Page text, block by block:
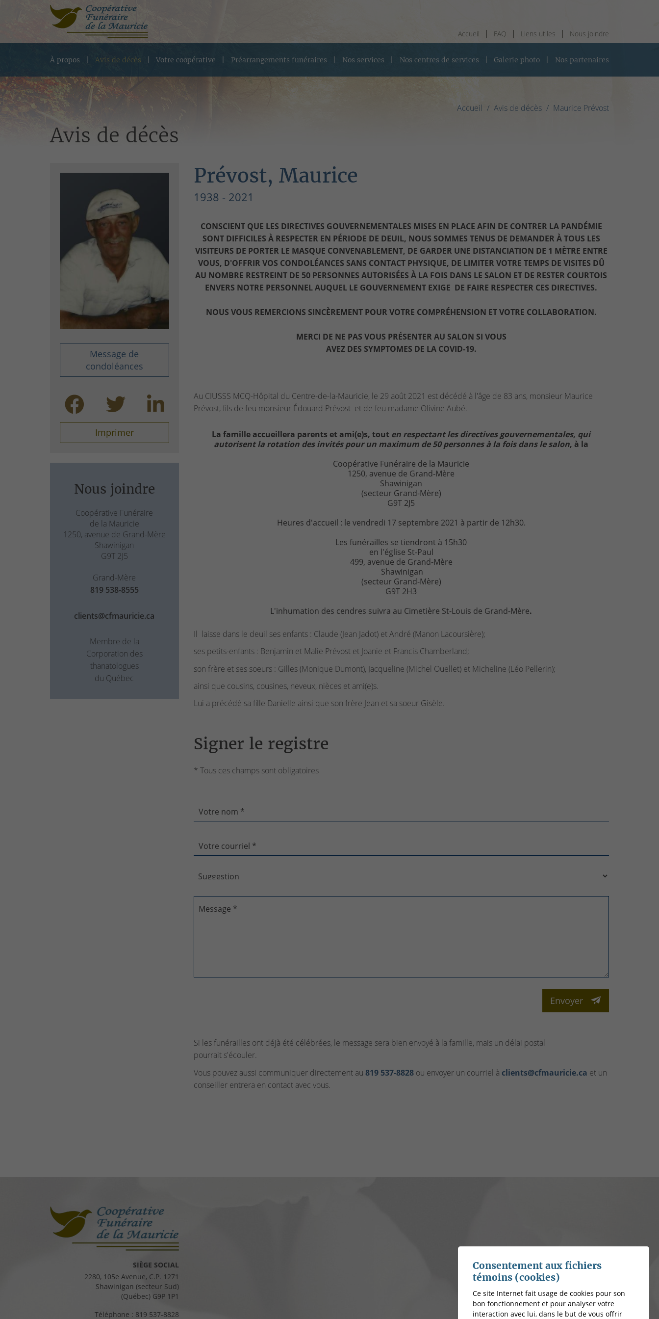
Accueil FAQ Liens utiles Nous joindre
À propos Avis de décès Votre coopérative Préarrangements funéraires Nos services Nos centres de services Galerie photo Nos partenaires
Accueil Avis de décès Maurice Prévost
Avis de décès
Message de
condoléances
Imprimer
Nous joindre
Coopérative Funéraire
de la Mauricie
1250, avenue de Grand-Mère
Shawinigan
G9T 2J5
Grand-Mère
819 538-8555
clients@cfmauricie.ca
Membre de la
Corporation des
thanatologues
du Québec
Prévost, Maurice
1938 - 2021
CONSCIENT QUE LES DIRECTIVES GOUVERNEMENTALES MISES EN PLACE AFIN DE CONTRER LA PANDÉMIE
SONT DIFFICILES À RESPECTER EN PÉRIODE DE DEUIL, NOUS SOMMES TENUS DE DEMANDER À TOUS LES
VISITEURS DE PORTER LE MASQUE CONVENABLEMENT, DE GARDER UNE DISTANCIATION DE 1 MÈTRE ENTRE
VOUS, D'OFFRIR VOS CONDOLÉANCES SANS CONTACT PHYSIQUE, DE LIMITER VOTRE TEMPS DE VISITES DÛ
AU NOMBRE RESTREINT DE 50 PERSONNES AUTORISÉES À LA FOIS DANS LE SALON ET DE RESTER COURTOIS
ENVERS NOTRE PERSONNEL AUQUEL LE GOUVERNEMENT EXIGE DE FAIRE RESPECTER CES DIRECTIVES.
NOUS VOUS REMERCIONS SINCÈREMENT POUR VOTRE COMPRÉHENSION ET VOTRE COLLABORATION.
MERCI DE NE PAS VOUS PRÉSENTER AU SALON SI VOUS
AVEZ DES SYMPTOMES DE LA COVID-19.
Au CIUSSS MCQ-Hôpital du Centre-de-la-Mauricie, le 29 août 2021 est décédé à l'âge de 83 ans, monsieur Maurice
Prévost, fils de feu monsieur Édouard Prévost et de feu madame Olivine Aubé.
La famille accueillera parents et ami(e)s, tout en respectant les directives gouvernementales, qui
autorisent la rotation des invités pour un maximum de 50 personnes à la fois dans le salon, à la
Coopérative Funéraire de la Mauricie
1250, avenue de Grand-Mère
Shawinigan
(secteur Grand-Mère)
G9T 2J5
Heures d'accueil : le vendredi 17 septembre 2021 à partir de 12h30.
Les funérailles se tiendront à 15h30
en l'église St-Paul
499, avenue de Grand-Mère
Shawinigan
(secteur Grand-Mère)
G9T 2H3
L'inhumation des cendres suivra au Cimetière St-Louis de Grand-Mère.
Il laisse dans le deuil ses enfants : Claude (Jean Jadot) et André (Manon Lacoursière);
ses petits-enfants : Benjamin et Malie Prévost et Joanie et Francis Chamberland;
son frère et ses soeurs : Gilles (Monique Dumont), Jacqueline (Michel Ouellet) et Micheline (Léo Pellerin);
ainsi que cousins, cousines, neveux, nièces et ami(e)s.
Lui a précédé sa fille Danielle ainsi que son frère Jean et sa soeur Gisèle.
Signer le registre
* Tous ces champs sont obligatoires
Votre nom *
Votre courriel *
Message *
Envoyer
Si les funérailles ont déjà été célébrées, le message sera bien envoyé à la famille, mais un délai postal
pourrait s'écouler.
Vous pouvez aussi communiquer directement au 819 537‑8828ou envoyer un courriel à clients@cfmauricie.ca et un
conseiller entrera en contact avec vous.
SIÈGE SOCIAL
2280, 105e Avenue, C.P. 1271
Shawinigan (secteur Sud)
(Québec) G9P 1P1
Téléphone : 819 537-8828
Consentement aux fichiers
témoins (cookies)
Ce site Internet fait usage de cookies pour son
bon fonctionnement et pour analyser votre
interaction avec lui, dans le but de vous offrir